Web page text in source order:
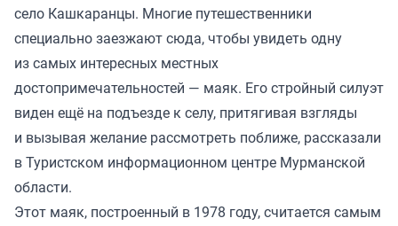
село Кашкаранцы. Многие путешественники
специально заезжают сюда, чтобы увидеть одну
из самых интересных местных
достопримечательностей — маяк. Его стройный силуэт
виден ещё на подъезде к селу, притягивая взгляды
и вызывая желание рассмотреть поближе, рассказали
в Туристском информационном центре Мурманской
области.
Этот маяк, построенный в 1978 году, считается самым